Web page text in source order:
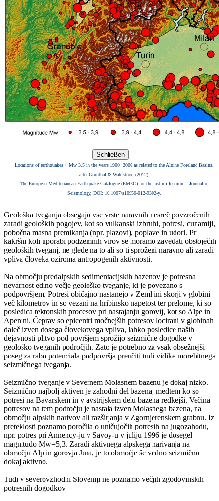
Schließen
Locations of earthquakes < Mw 3.5 in the years 1900  2006 as related to the Alpine Foreland Basins,
after Grünthal & Wahlström (2012):
The European-Mediterranean Earthquake Catalogue (EMEC) for the last millennium.  Journal of
Seismology, DOI: 10.1007/s10950-012-9302-y.
Geološka tveganja obsegajo vse vrste naravnih nesreč povzročenih
zaradi geoloških pogojev, kot so vulkanski izbruhi, potresi, cunamiji,
pobočna masna premikanja (npr. plazovi), poplave in udori. Pri
kakršni koli uporabi podzemnih virov se moramo zavedati obstoječih
geoloških tveganj, ne glede na to ali so ti sproženi naravno ali zaradi
vpliva človeka oziroma antropogenih aktivnosti.
Na območju predalpskih sedimentacijskih bazenov je potresna
nevarnost edino večje geološko tveganje, ki je povezano s
podpovršjem. Potresi običajno nastanejo v Zemljini skorji v globini
več kilometrov in so vezani na hribinsko napetost ter prelome, ki so
posledica tektonskih procesov pri nastajanju gorovij, kot so Alpe in
Apenini. Čeprav so epicentri močnejših potresov locirani v globinah
daleč izven dosega človekovega vpliva, lahko posledice naših
dejavnosti plitvo pod površjem sprožijo seizmične dogodke v
geološko tveganih področjih. Zato je potrebno za vsak obsežnejši
poseg za rabo potenciala podpovršja preučiti tudi vidike morebitnega
seizmičnega tveganja.
Seizmično tveganje v Severnem Molasnem bazenu je dokaj nizko.
Seizmično najbolj aktiven je zahodni del bazena, medtem ko so
potresi na Bavarskem in v avstrijskem delu bazena redkejši. Večina
potresov na tem področju je nastala izven Molasnega bazena, na
območju alpskih narivov ali razširjanja v Zgornjerenskem grabnu. Iz
preteklosti poznamo poročila o uničujočih potresih na jugozahodu,
npr. potres pri Annency-ju v Savoy-u v juliju 1996 je dosegel
magnitudo Mw=5,3. Zaradi aktivnega alpskega narivanja na
območju Alp in gorovja Jura, je to območje še vedno seizmično
dokaj aktivno.
Tudi v severovzhodni Sloveniji ne poznamo večjih zgodovinskih
potresnih dogodkov.